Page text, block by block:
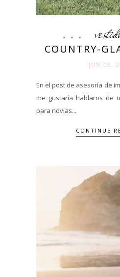
COUNTRY-
JUN 05.
En el post de asesoría de
me gustaría hablaros de
para novias...
CONTINUE